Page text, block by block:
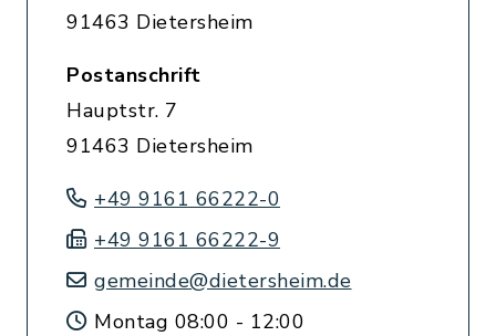
91463 Dietersheim
Postanschrift
Hauptstr. 7
91463 Dietersheim
+49 9161 66222-0
+49 9161 66222-9
gemeinde@dietersheim.de
Montag 08:00 - 12:00